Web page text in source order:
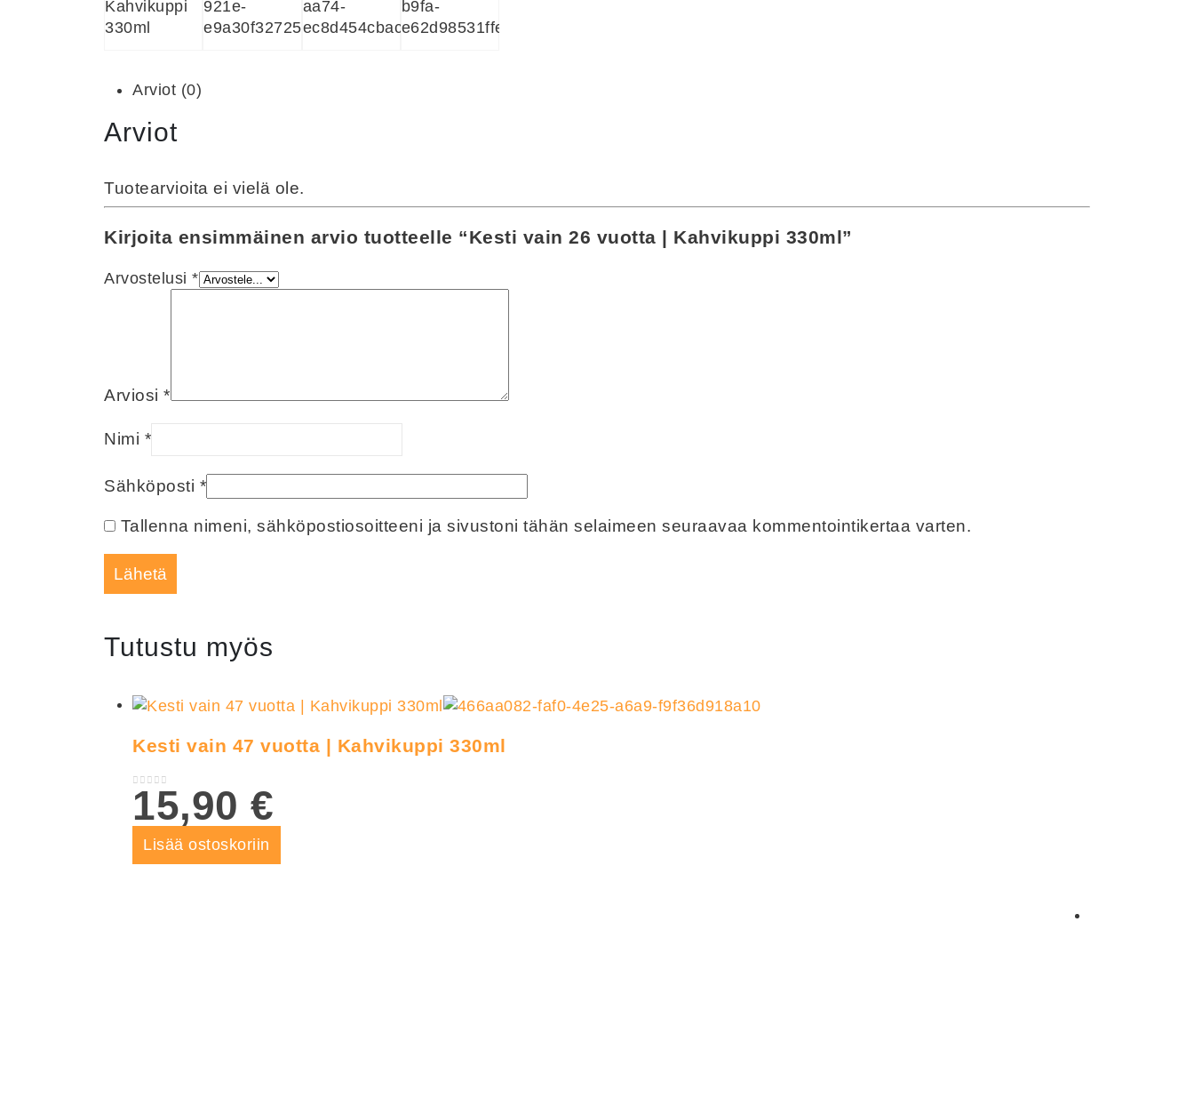
Arviot (0)
Arviot
Tuotearvioita ei vielä ole.
Kirjoita ensimmäinen arvio tuotteelle “Kesti vain 26 vuotta | Kahvikuppi 330ml”
Arvostelusi *
Arviosi *
Nimi *
Sähköposti *
Tallenna nimeni, sähköpostiosoitteeni ja sivustoni tähän selaimeen seuraavaa kommentointikertaa varten.
Tutustu myös
Kesti vain 47 vuotta | Kahvikuppi 330ml
0out of 5
15,90 €
Lisää ostoskoriin